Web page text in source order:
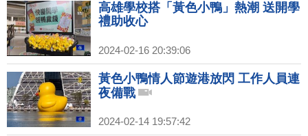
高雄學校搭「黃色小鴨」熱潮 送開學
禮助收心
2024-02-16 20:39:06
黃色小鴨情人節遊港放閃 工作人員連
夜備戰
2024-02-14 19:57:42